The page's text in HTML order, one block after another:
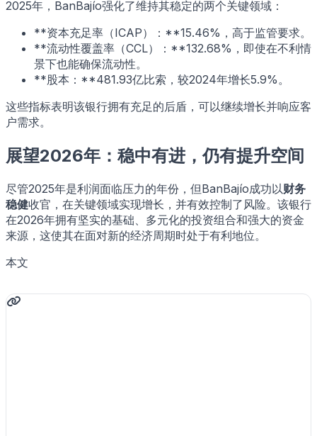
2025年，BanBajío强化了维持其稳定的两个关键领域：
**资本充足率（ICAP）：**15.46%，高于监管要求。
**流动性覆盖率（CCL）：**132.68%，即使在不利情
景下也能确保流动性。
**股本：**481.93亿比索，较2024年增长5.9%。
这些指标表明该银行拥有充足的后盾，可以继续增长并响应客
户需求。
展望2026年：稳中有进，仍有提升空间
尽管2025年是利润面临压力的年份，但BanBajío成功以财务
稳健收官，在关键领域实现增长，并有效控制了风险。该银行
在2026年拥有坚实的基础、多元化的投资组合和强大的资金
来源，这使其在面对新的经济周期时处于有利地位。
本文